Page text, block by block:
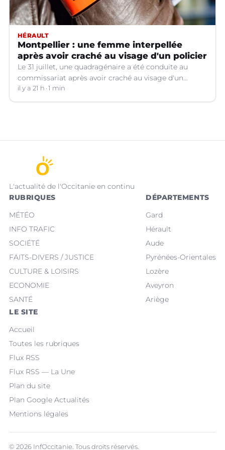
HÉRAULT
Montpellier : une femme interpellée
après avoir craché au visage d'un policier
Le 31 juillet, une quadragénaire a été conduite au
commissariat après avoir craché au visage d'un
policier. Son procès a été renvoyé au 12 octobre
prochain. Dans l'attente, elle a été placée en détention
il y a 21 h 1 min
L'actualité de l'Occitanie en continu
RUBRIQUES
MÉTÉO
INFO TRAFIC
SOCIÉTÉ
FAITS-DIVERS / JUSTICE
CULTURE & LOISIRS
ECONOMIE
SANTÉ
DÉPARTEMENTS
Gard
Hérault
Aude
Pyrénées-Orientales
Lozère
Aveyron
Ariège
LE SITE
Accueil
Toutes les rubriques
Flux RSS
Flux RSS — La Une
Plan du site
Plan Google Actualités
Mentions légales
© 2026 InfOccitanie. Tous droits réservés.